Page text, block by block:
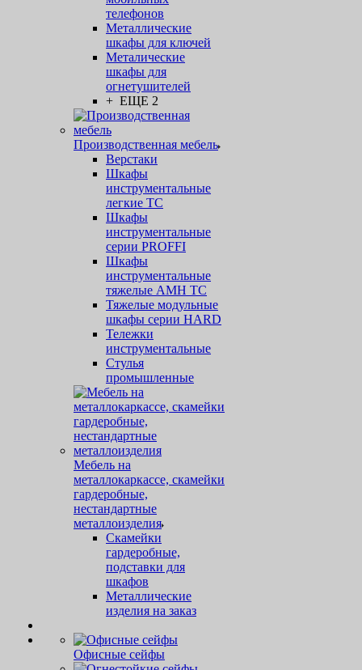
телефонов
Металлические
шкафы для ключей
Металические
шкафы для
огнетушителей
+ ЕЩЕ 2
Производственная мебель
Верстаки
Шкафы
инструментальные
легкие ТС
Шкафы
инструментальные
серии PROFFI
Шкафы
инструментальные
тяжелые AMH TC
Тяжелые модульные
шкафы серии HARD
Тележки
инструментальные
Стулья
промышленные
Мебель на
металлокаркассе, скамейки
гардеробные,
нестандартные
металлоизделия
Скамейки
гардеробные,
подставки для
шкафов
Металлические
изделия на заказ
Офисные сейфы